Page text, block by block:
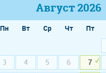
Август2026
Пн Вт Ср Чт Пт
3
4 5 6 7